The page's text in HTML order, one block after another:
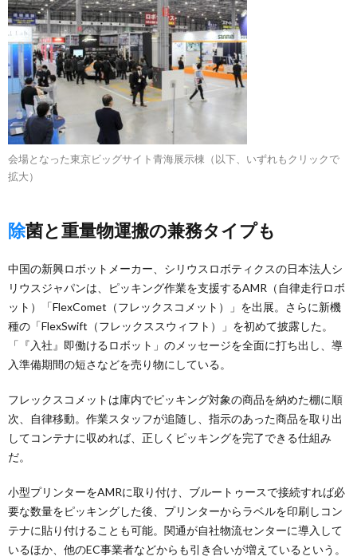
会場となった東京ビッグサイト青海展示棟（以下、いずれもクリックで
拡大）
除菌と重量物運搬の兼務タイプも
中国の新興ロボットメーカー、シリウスロボティクスの日本法人シ
リウスジャパンは、ピッキング作業を支援するAMR（自律走行ロボ
ット）「FlexComet（フレックスコメット）」を出展。さらに新機
種の「FlexSwift（フレックススウィフト）」を初めて披露した。
「『入社』即働けるロボット」のメッセージを全面に打ち出し、導
入準備期間の短さなどを売り物にしている。
フレックスコメットは庫内でピッキング対象の商品を納めた棚に順
次、自律移動。作業スタッフが追随し、指示のあった商品を取り出
してコンテナに収めれば、正しくピッキングを完了できる仕組み
だ。
小型プリンターをAMRに取り付け、ブルートゥースで接続すれば必
要な数量をピッキングした後、プリンターからラベルを印刷しコン
テナに貼り付けることも可能。関通が自社物流センターに導入して
いるほか、他のEC事業者などからも引き合いが増えているという。